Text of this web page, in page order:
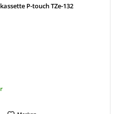
P-touch TZe-132